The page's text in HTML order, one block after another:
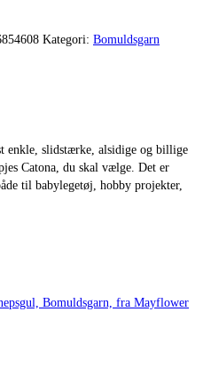
Kategori: Bomuldsgarn
enkle, slidstærke, alsidige og billige
Catona, du skal vælge. Det er
til babylegetøj, hobby projekter,